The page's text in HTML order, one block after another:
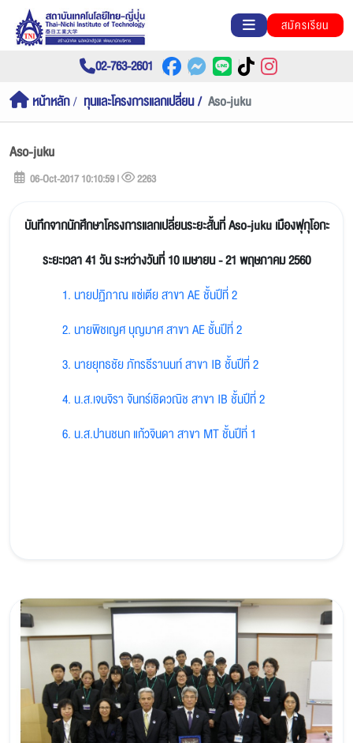
สมัครเรียน
02-763-2601
หน้าหลัก ทุนและโครงการแลกเปลี่ยน Aso-juku
Aso-juku
06-Oct-2017 10:10:59 | 2263
บันทึกจากนักศึกษาโครงการแลกเปลี่ยนระยะสั้นที่ Aso-juku เมืองฟุกุโอกะ
ระยะเวลา 41 วัน ระหว่างวันที่ 10 เมษายน - 21 พฤษภาคม 2560
1. นายปฏิภาณ แซ่เตีย สาขา AE ชั้นปีที่ 2
2. นายพิชเญศ บุญมาศ สาขา AE ชั้นปีที่ 2
3. นายยุทธชัย ภัทรธีรานนท์ สาขา IB ชั้นปีที่ 2
4. น.ส.เจนจิรา จันทร์เชิดวณิช สาขา IB ชั้นปีที่ 2
6. น.ส.ปานชนก แก้วจินดา สาขา MT ชั้นปีที่ 1